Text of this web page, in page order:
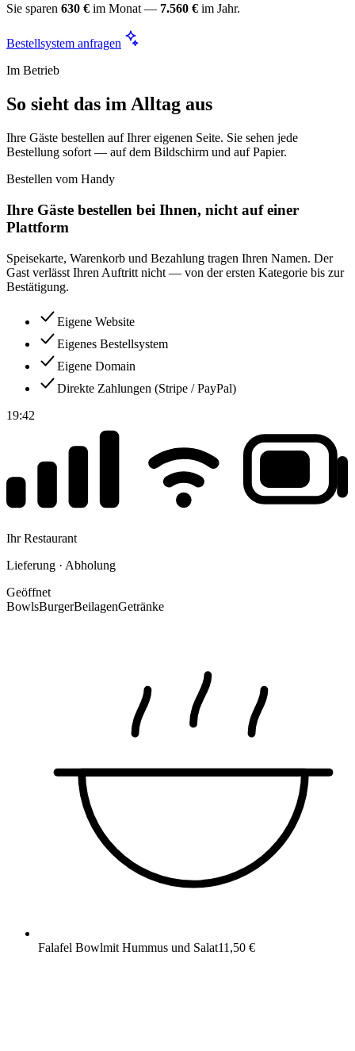
Sie sparen 630 € im Monat — 7.560 € im Jahr.
Bestellsystem anfragen
Im Betrieb
So sieht das im Alltag aus
Ihre Gäste bestellen auf Ihrer eigenen Seite. Sie sehen jede
Bestellung sofort — auf dem Bildschirm und auf Papier.
Bestellen vom Handy
Ihre Gäste bestellen bei Ihnen, nicht auf einer
Plattform
Speisekarte, Warenkorb und Bezahlung tragen Ihren Namen. Der
Gast verlässt Ihren Auftritt nicht — von der ersten Kategorie bis zur
Bestätigung.
Eigene Website
Eigenes Bestellsystem
Eigene Domain
Direkte Zahlungen (Stripe / PayPal)
19:42
Ihr Restaurant
Lieferung · Abholung
Geöffnet
BowlsBurgerBeilagenGetränke
Falafel Bowlmit Hummus und Salat11,50 €